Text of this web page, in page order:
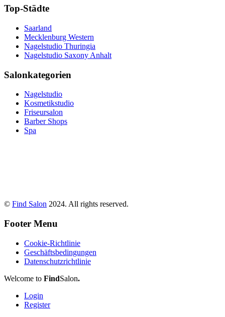
Top-Städte
Saarland
Mecklenburg Western
Nagelstudio Thuringia
Nagelstudio Saxony Anhalt
Salonkategorien
Nagelstudio
Kosmetikstudio
Friseursalon
Barber Shops
Spa
© Find Salon 2024. All rights reserved.
Footer Menu
Cookie-Richtlinie
Geschäftsbedingungen
Datenschutzrichtlinie
Welcome to FindSalon.
Login
Register